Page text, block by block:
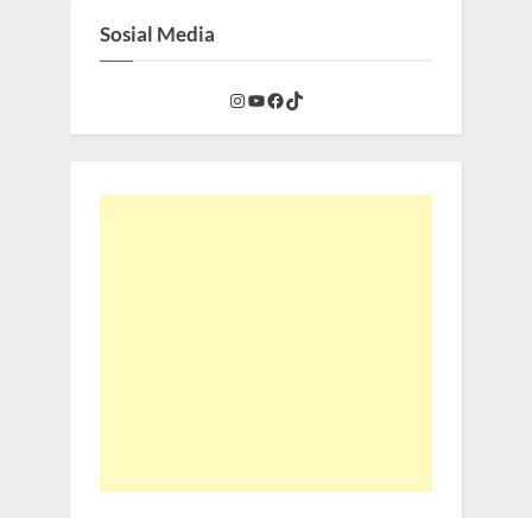
Sosial Media
Instagram
YouTube
Facebook
TikTok